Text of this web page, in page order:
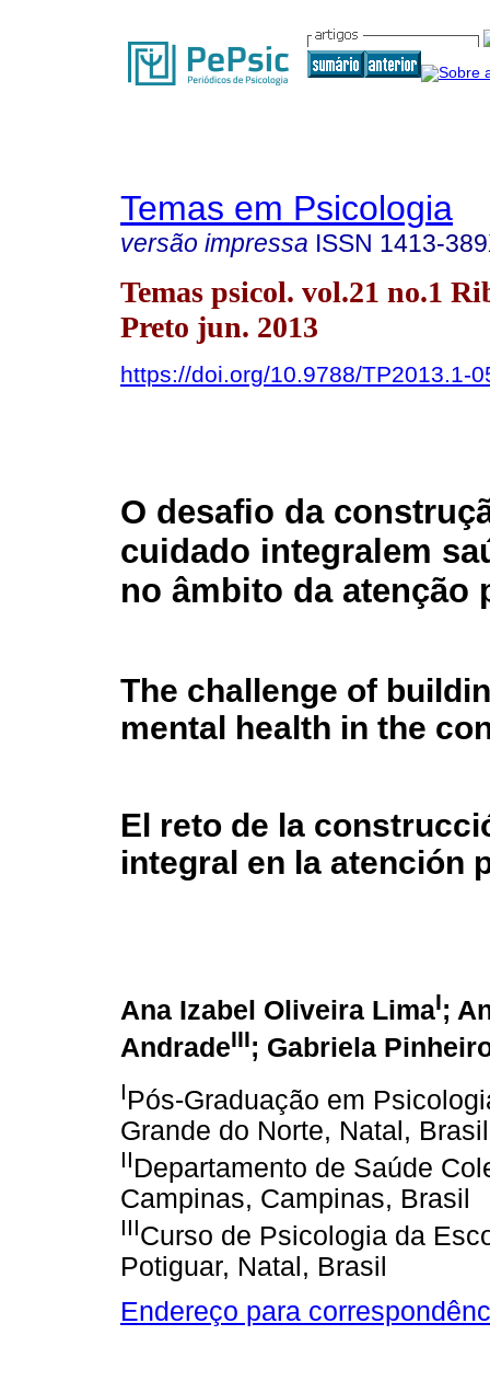
Temas em Psicologia
versão impressa ISSN 1413-
Temas psicol. vol.21 no.1
Preto jun. 2013
https://doi.org/10.9788/TP2013.1-
O desafio da
cuidado integralem
no âmbito da atenção
The challenge of
mental health in the
El reto de la
integral en la atención
Ana Izabel Oliveira LimaI;
AndradeIII; Gabriela
IPós-Graduação em
Grande do Norte, Natal, Brasil
IIDepartamento de Saúde
Campinas, Campinas, Brasil
IIICurso de Psicologia da
Potiguar, Natal, Brasil
Endereço para